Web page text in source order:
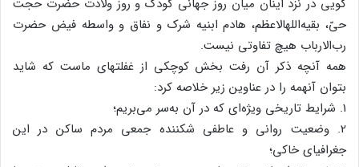
حیّ، بقیه‌اللهالاعظم‌، هادم‌ ابنیه‌ شرک‌ و نفاق‌ و واسطه‌ فیض‌ حضرت‌
رب‌الارباب‌ هیچ‌ تفاوتی‌ نیست‌.
همه‌ آنچه‌ ذکر آن‌ رفت‌ بخش‌ کوچکی‌ از غفلتهای‌ ماست‌ که‌ شاید
بتوان‌ آنهمه‌ را در عناوین‌ زیر خلاصه‌ کرد:
1. شرایط‌ تاریخی‌ ویژه‌ای‌ که‌ در آن‌ به‌سر می‌بریم‌؛
2. وضعیت‌ روانی‌ و عاطفی‌ شکننده‌ جمعی‌ مردم‌ ساکن‌ در این‌
جغرافیای‌ خاکی‌؛